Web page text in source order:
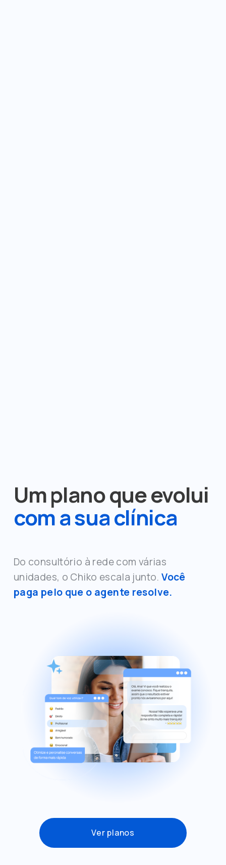
Um plano que evolui
com a sua clínica
Do consultório à rede com várias
unidades, o Chiko escala junto. Você
paga pelo que o agente resolve.
Ver planos